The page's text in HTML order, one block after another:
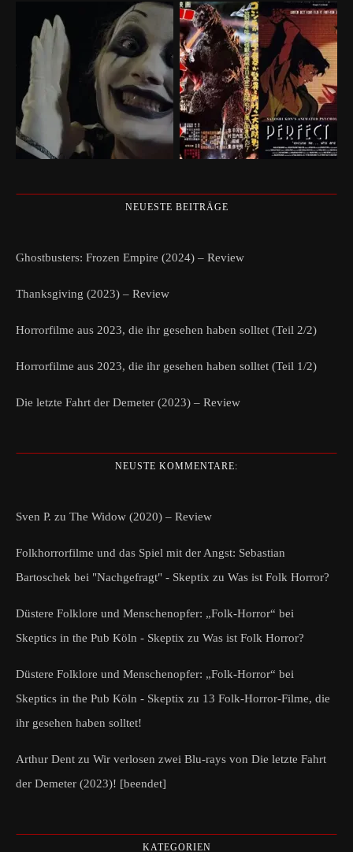
NEUESTE BEITRÄGE
Ghostbusters: Frozen Empire (2024) – Review
Thanksgiving (2023) – Review
Horrorfilme aus 2023, die ihr gesehen haben solltet (Teil 2/2)
Horrorfilme aus 2023, die ihr gesehen haben solltet (Teil 1/2)
Die letzte Fahrt der Demeter (2023) – Review
NEUSTE KOMMENTARE:
Sven P. zu The Widow (2020) – Review
Folkhorrorfilme und das Spiel mit der Angst: Sebastian
Bartoschek bei "Nachgefragt" - Skeptix zu Was ist Folk Horror?
Düstere Folklore und Menschenopfer: „Folk-Horror“ bei
Skeptics in the Pub Köln - Skeptix zu Was ist Folk Horror?
Düstere Folklore und Menschenopfer: „Folk-Horror“ bei
Skeptics in the Pub Köln - Skeptix zu 13 Folk-Horror-Filme, die
ihr gesehen haben solltet!
Arthur Dent zu Wir verlosen zwei Blu-rays von Die letzte Fahrt
der Demeter (2023)! [beendet]
KATEGORIEN